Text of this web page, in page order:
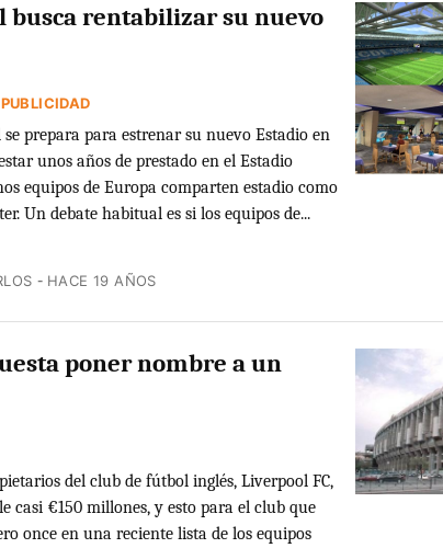
busca rentabilizar su nuevo
se prepara para estrenar su nuevo Estadio en
unos años de prestado en el Estadio
equipos de Europa comparten estadio como
Un debate habitual es si los equipos de...
HACE 19 AÑOS
poner nombre a un
del club de fútbol inglés, Liverpool FC,
casi €150 millones, y esto para el club que
once en una reciente lista de los equipos